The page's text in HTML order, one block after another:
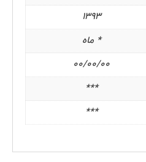
1393
* ماه
00/00/00
***
***